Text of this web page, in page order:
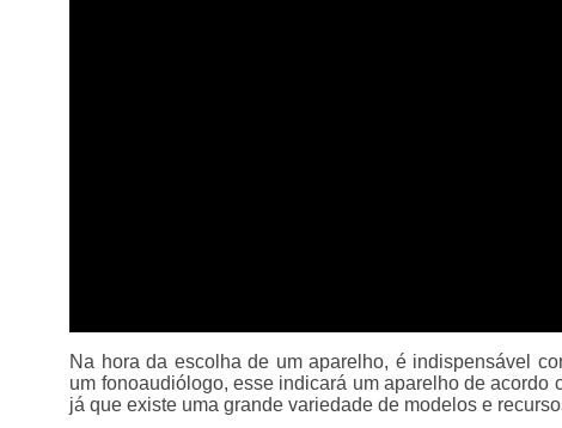
Na hora da escolha de um aparelho, é indispensável
um fonoaudiólogo, esse indicará um aparelho de acordo
já que existe uma grande variedade de modelos e